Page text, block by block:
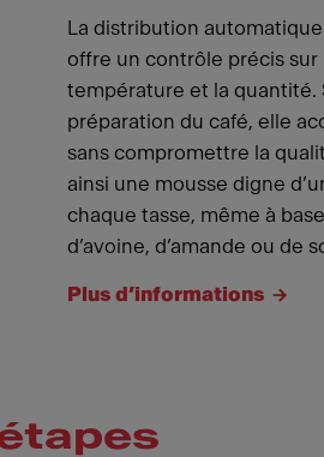
La distribution
offre un contrôle précis sur
température et la quantité.
préparation du café, elle
sans compromettre la
ainsi une mousse digne
chaque tasse, même à
d’avoine, d’amande ou de
Plus d’informations